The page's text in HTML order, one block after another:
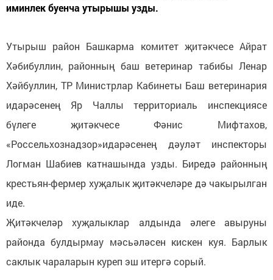
иминлек буенча утырышы узды.
Утырыш район Башкарма комитет җитәкчесе Айрат
Хәбибуллин, районның баш ветеринар табибы Ленар
Хәйбуллин, ТР Министрлар Кабинеты Баш ветеринария
идарәсенең Яр Чаллы территориаль инспекциясе
бүлеге җитәкчесе Фәнис Мифтахов,
«Россельхознадзор»идарәсенең дәуләт инспекторы
Логман Шабиев катнашында узды. Биредә районның
крестьян-фермер хуҗалык җитәкчеләре дә чакырылган
иде.
Җитәкчеләр хуҗалыклар алдында әлеге авыруны
районда булдырмау мәсьәләсен кискен куя. Барлык
саклык чараларын куреп эш итергә сорый.